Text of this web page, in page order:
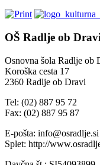
OŠ Radlje ob Dravi
Osnovna šola Radlje ob
Koroška cesta 17
2360 Radlje ob Dravi
Tel: (02) 887 95 72
Fax: (02) 887 95 87
E-pošta: info@osradlje.si
Splet: http://